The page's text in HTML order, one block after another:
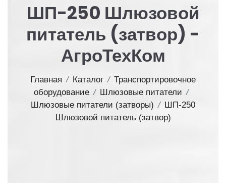
ШП-250 Шлюзовой
питатель (затвор) -
АгроТехКом
Главная / Каталог / Транспортировочное
оборудование / Шлюзовые питатели /
Шлюзовые питатели (затворы) / ШП-250
Шлюзовой питатель (затвор)